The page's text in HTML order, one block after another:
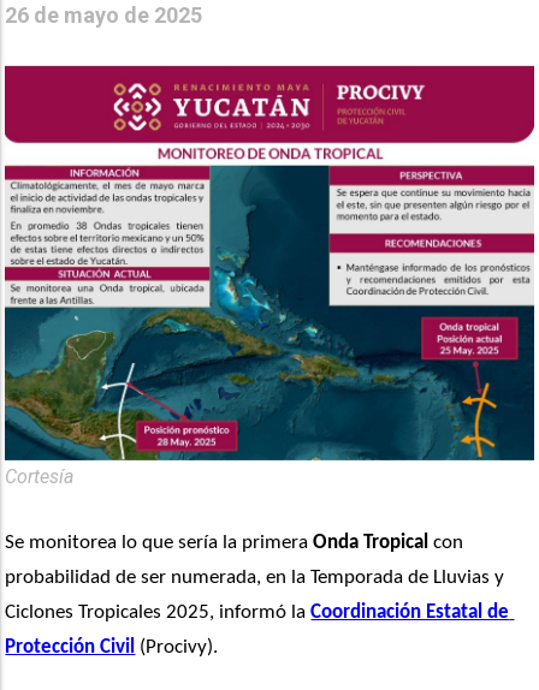
26 de mayo de 2025
Cortesía
Se monitorea lo que sería la primera Onda Tropical con
probabilidad de ser numerada, en la Temporada de Lluvias y
Ciclones Tropicales 2025, informó la Coordinación Estatal de
Protección Civil (Procivy).